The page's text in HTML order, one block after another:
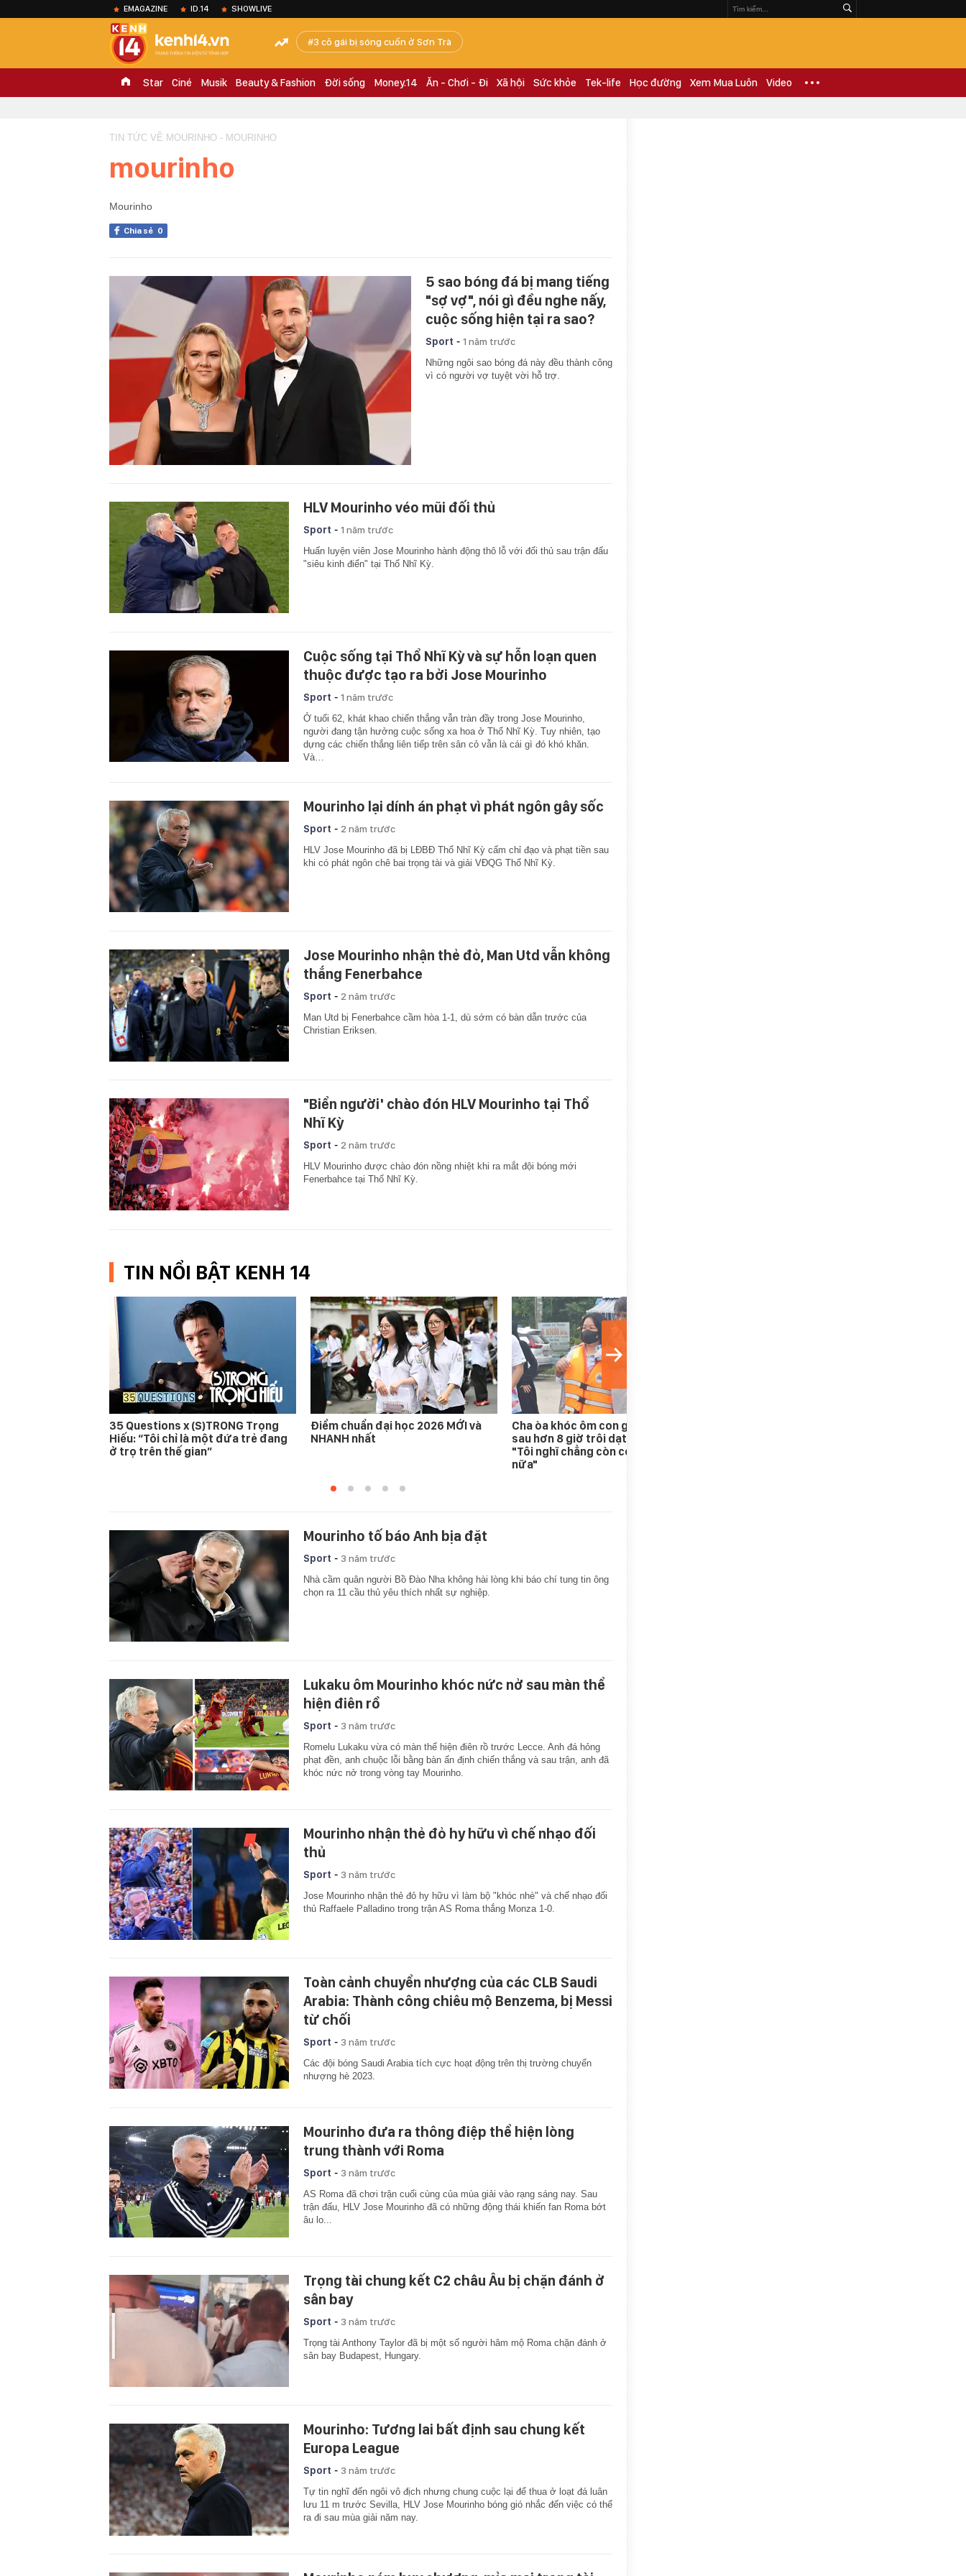
EMAGAZINE ID.14 SHOWLIVE
3 cô gái bị sóng cuốn ở Sơn Trà
Star Ciné Musik Beauty & Fashion Đời sống Money.14 Ăn - Chơi - Đi Xã hội Sức khỏe Tek-life Học đường Xem Mua Luôn Video
TIN TỨC VỀ MOURINHO - MOURINHO
mourinho
Mourinho
Chia sẻ 0
5 sao bóng đá bị mang tiếng
"sợ vợ", nói gì đều nghe nấy,
cuộc sống hiện tại ra sao?
Sport - 1 năm trước
Những ngôi sao bóng đá này đều thành công
vì có người vợ tuyệt vời hỗ trợ.
HLV Mourinho véo mũi đối thủ
Sport - 1 năm trước
Huấn luyện viên Jose Mourinho hành động thô lỗ với đối thủ sau trận đấu
"siêu kinh điển" tại Thổ Nhĩ Kỳ.
Cuộc sống tại Thổ Nhĩ Kỳ và sự hỗn loạn quen
thuộc được tạo ra bởi Jose Mourinho
Sport - 1 năm trước
Ở tuổi 62, khát khao chiến thắng vẫn tràn đầy trong Jose Mourinho,
người đang tận hưởng cuộc sống xa hoa ở Thổ Nhĩ Kỳ. Tuy nhiên, tạo
dựng các chiến thắng liên tiếp trên sân cỏ vẫn là cái gì đó khó khăn.
Và…
Mourinho lại dính án phạt vì phát ngôn gây sốc
Sport - 2 năm trước
HLV Jose Mourinho đã bị LĐBĐ Thổ Nhĩ Kỳ cấm chỉ đạo và phạt tiền sau
khi có phát ngôn chê bai trọng tài và giải VĐQG Thổ Nhĩ Kỳ.
Jose Mourinho nhận thẻ đỏ, Man Utd vẫn không
thắng Fenerbahce
Sport - 2 năm trước
Man Utd bị Fenerbahce cầm hòa 1-1, dù sớm có bàn dẫn trước của
Christian Eriksen.
"Biển người' chào đón HLV Mourinho tại Thổ
Nhĩ Kỳ
Sport - 2 năm trước
HLV Mourinho được chào đón nồng nhiệt khi ra mắt đội bóng mới
Fenerbahce tại Thổ Nhĩ Kỳ.
TIN NỔI BẬT KENH 14
35 Questions x (S)TRONG Trọng
Hiếu: “Tôi chỉ là một đứa trẻ đang
ở trọ trên thế gian”
Điểm chuẩn đại học 2026 MỚI và
NHANH nhất
Cha òa khóc ôm con gái sống sót
sau hơn 8 giờ trôi dạt trên biển:
"Tôi nghĩ chẳng còn cơ hội nào
nữa"
Mourinho tố báo Anh bịa đặt
Sport - 3 năm trước
Nhà cầm quân người Bồ Đào Nha không hài lòng khi báo chí tung tin ông
chọn ra 11 cầu thủ yêu thích nhất sự nghiệp.
Lukaku ôm Mourinho khóc nức nở sau màn thể
hiện điên rồ
Sport - 3 năm trước
Romelu Lukaku vừa có màn thể hiện điên rồ trước Lecce. Anh đá hỏng
phạt đền, anh chuộc lỗi bằng bàn ấn định chiến thắng và sau trận, anh đã
khóc nức nở trong vòng tay Mourinho.
Mourinho nhận thẻ đỏ hy hữu vì chế nhạo đối
thủ
Sport - 3 năm trước
Jose Mourinho nhận thẻ đỏ hy hữu vì làm bộ "khóc nhè" và chế nhạo đối
thủ Raffaele Palladino trong trận AS Roma thắng Monza 1-0.
Toàn cảnh chuyển nhượng của các CLB Saudi
Arabia: Thành công chiêu mộ Benzema, bị Messi
từ chối
Sport - 3 năm trước
Các đội bóng Saudi Arabia tích cực hoạt động trên thị trường chuyển
nhượng hè 2023.
Mourinho đưa ra thông điệp thể hiện lòng
trung thành với Roma
Sport - 3 năm trước
AS Roma đã chơi trận cuối cùng của mùa giải vào rạng sáng nay. Sau
trận đấu, HLV Jose Mourinho đã có những động thái khiến fan Roma bớt
âu lo...
Trọng tài chung kết C2 châu Âu bị chặn đánh ở
sân bay
Sport - 3 năm trước
Trọng tài Anthony Taylor đã bị một số người hâm mộ Roma chặn đánh ở
sân bay Budapest, Hungary.
Mourinho: Tương lai bất định sau chung kết
Europa League
Sport - 3 năm trước
Tự tin nghĩ đến ngôi vô địch nhưng chung cuộc lại để thua ở loạt đá luân
lưu 11 m trước Sevilla, HLV Jose Mourinho bóng gió nhắc đến việc có thể
ra đi sau mùa giải năm nay.